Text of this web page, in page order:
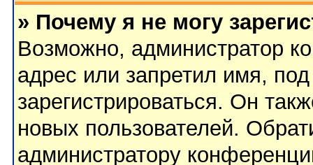
» Почему я не могу
Возможно, администратор
адрес или запретил имя,
зарегистрироваться. Он
новых пользователей.
администратору